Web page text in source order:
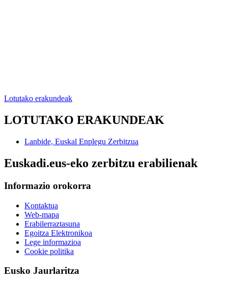
Lotutako erakundeak
LOTUTAKO ERAKUNDEAK
Lanbide, Euskal Enplegu Zerbitzua
Euskadi.eus-eko zerbitzu erabilienak
Informazio orokorra
Kontaktua
Web-mapa
Erabilerraztasuna
Egoitza Elektronikoa
Lege informazioa
Cookie politika
Eusko Jaurlaritza